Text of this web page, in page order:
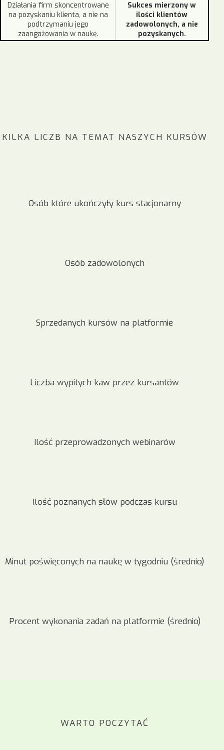
Działania firm skoncentrowane
na pozyskaniu klienta, a nie na
podtrzymaniu jego
zaangażowania w naukę.
Sukces mierzony w
ilości klientów
zadowolonych, a nie
pozyskanych.
KILKA LICZB NA TEMAT NASZYCH KURSÓW
Osób które ukończyły kurs stacjonarny
Osób zadowolonych
Sprzedanych kursów na platformie
Liczba wypitych kaw przez kursantów
Ilość przeprowadzonych webinarów
Ilość poznanych słów podczas kursu
Minut poświęconych na naukę w tygodniu (średnio)
Procent wykonania zadań na platformie (średnio)
WARTO POCZYTAĆ